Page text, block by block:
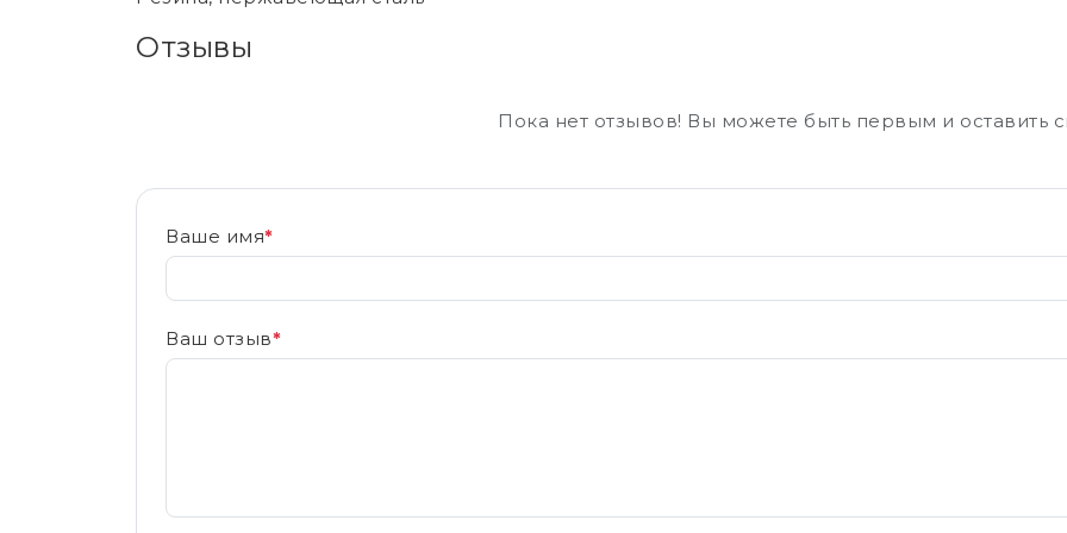
Отзывы
Пока нет отзывов! Вы можете быть первым и оставить
Ваше имя*
Ваш отзыв*